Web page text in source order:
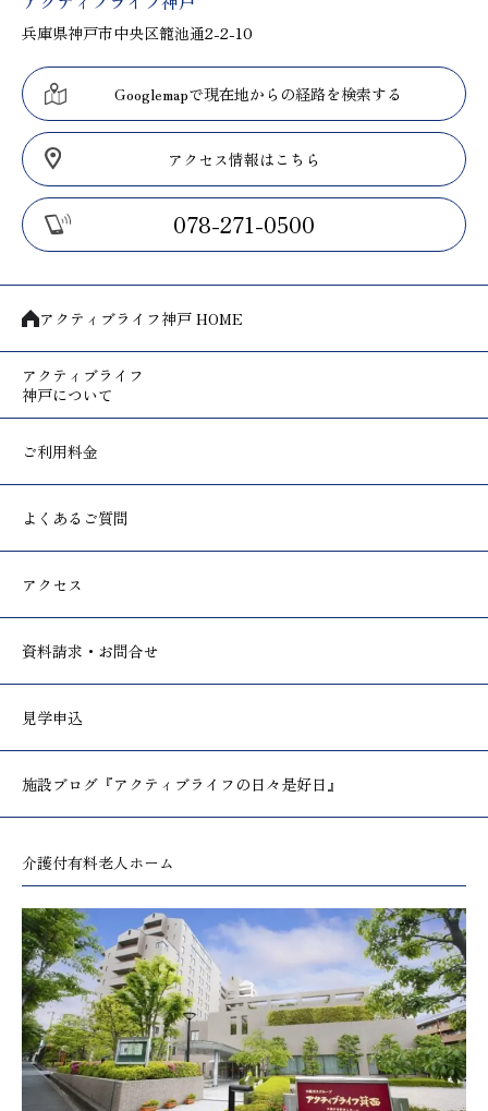
兵庫県神戸市中央区籠池通2-2-10
Googlemapで現在地からの経路を検索する
アクセス情報はこちら
078-271-0500
アクティブライフ神戸 HOME
アクティブライフ
神戸について
ご利用料金
よくあるご質問
アクセス
資料請求・お問合せ
見学申込
施設ブログ 『アクティブライフの日々是好日』
介護付有料老人ホーム